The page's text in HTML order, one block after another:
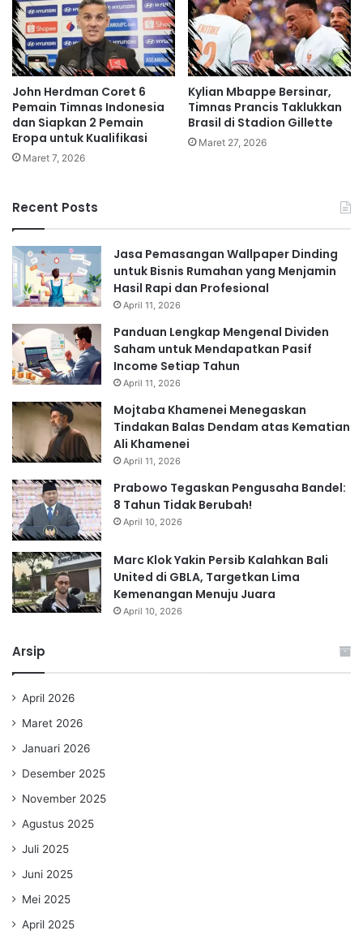
John Herdman Coret 6
Pemain Timnas Indonesia
dan Siapkan 2 Pemain
Eropa untuk Kualifikasi
Maret 7, 2026
Kylian Mbappe Bersinar,
Timnas Prancis Taklukkan
Brasil di Stadion Gillette
Maret 27, 2026
Recent Posts
Jasa Pemasangan Wallpaper Dinding
untuk Bisnis Rumahan yang Menjamin
Hasil Rapi dan Profesional
April 11, 2026
Panduan Lengkap Mengenal Dividen
Saham untuk Mendapatkan Pasif
Income Setiap Tahun
April 11, 2026
Mojtaba Khamenei Menegaskan
Tindakan Balas Dendam atas Kematian
Ali Khamenei
April 11, 2026
Prabowo Tegaskan Pengusaha Bandel:
8 Tahun Tidak Berubah!
April 10, 2026
Marc Klok Yakin Persib Kalahkan Bali
United di GBLA, Targetkan Lima
Kemenangan Menuju Juara
April 10, 2026
Arsip
April 2026
Maret 2026
Januari 2026
Desember 2025
November 2025
Agustus 2025
Juli 2025
Juni 2025
Mei 2025
April 2025